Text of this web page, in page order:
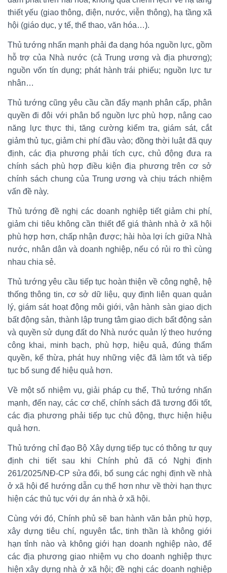
thiết yếu (giao thông, điện, nước, viễn thông), hạ tầng xã
hội (giáo dục, y tế, thể thao, văn hóa…).
Thủ tướng nhấn mạnh phải đa dạng hóa nguồn lực, gồm
hỗ trợ của Nhà nước (cả Trung ương và địa phương);
nguồn vốn tín dụng; phát hành trái phiếu; nguồn lực tư
nhân…
Thủ tướng cũng yêu cầu cần đẩy mạnh phân cấp, phân
quyền đi đôi với phân bổ nguồn lực phù hợp, nâng cao
năng lực thực thi, tăng cường kiểm tra, giám sát, cắt
giảm thủ tục, giảm chi phí đầu vào; đồng thời luật đã quy
định, các địa phương phải tích cực, chủ động đưa ra
chính sách phù hợp điều kiện địa phương trên cơ sở
chính sách chung của Trung ương và chịu trách nhiệm
vấn đề này.
Thủ tướng đề nghị các doanh nghiệp tiết giảm chi phí,
giảm chi tiêu không cần thiết để giá thành nhà ở xã hội
phù hợp hơn, chấp nhận được; hài hòa lợi ích giữa Nhà
nước, nhân dân và doanh nghiệp, nếu có rủi ro thì cùng
nhau chia sẻ.
Thủ tướng yêu cầu tiếp tục hoàn thiện về công nghệ, hệ
thống thông tin, cơ sở dữ liệu, quy định liên quan quản
lý, giám sát hoạt động môi giới, vận hành sàn giao dịch
bất động sản, thành lập trung tâm giao dịch bất động sản
và quyền sử dụng đất do Nhà nước quản lý theo hướng
công khai, minh bạch, phù hợp, hiệu quả, đúng thẩm
quyền, kế thừa, phát huy những việc đã làm tốt và tiếp
tục bổ sung để hiệu quả hơn.
Về một số nhiệm vụ, giải pháp cụ thể, Thủ tướng nhấn
mạnh, đến nay, các cơ chế, chính sách đã tương đối tốt,
các địa phương phải tiếp tục chủ động, thực hiện hiệu
quả hơn.
Thủ tướng chỉ đạo Bộ Xây dựng tiếp tục có thông tư quy
định chi tiết sau khi Chính phủ đã có Nghị định
261/2025/NĐ-CP sửa đổi, bổ sung các nghị định về nhà
ở xã hội để hướng dẫn cụ thể hơn như về thời hạn thực
hiện các thủ tục với dự án nhà ở xã hội.
Cùng với đó, Chính phủ sẽ ban hành văn bản phù hợp,
xây dựng tiêu chí, nguyên tắc, tinh thần là không giới
hạn tỉnh nào và không giới hạn doanh nghiệp nào, để
các địa phương giao nhiệm vụ cho doanh nghiệp thực
hiện xây dựng nhà ở xã hội; đề nghị các doanh nghiệp